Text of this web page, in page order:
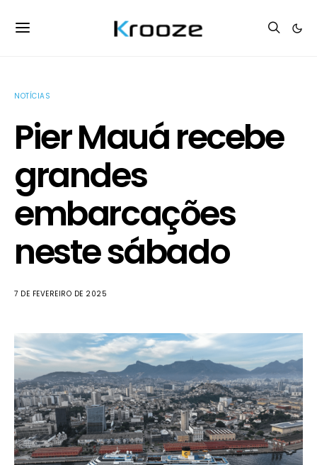
NOTÍCIAS
Pier Mauá recebe
grandes
embarcações
neste sábado
7 DE FEVEREIRO DE 2025